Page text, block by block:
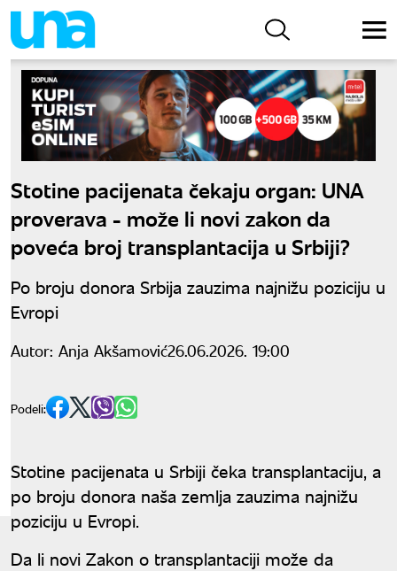
Stotine pacijenata čekaju organ: UNA
proverava - može li novi zakon da
poveća broj transplantacija u Srbiji?
Po broju donora Srbija zauzima najnižu poziciju u
Evropi
Autor: Anja Akšamović26.06.2026. 19:00
Podeli:
Stotine pacijenata u Srbiji čeka transplantaciju, a
po broju donora naša zemlja zauzima najnižu
poziciju u Evropi.
Da li novi Zakon o transplantaciji može da